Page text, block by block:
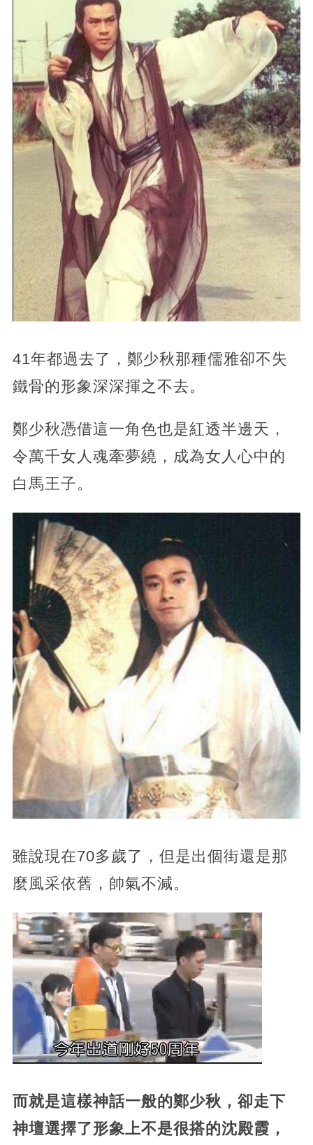
41年都過去了，鄭少秋那種儒雅卻不失
鐵骨的形象深深揮之不去。
鄭少秋憑借這一角色也是紅透半邊天，
令萬千女人魂牽夢繞，成為女人心中的
白馬王子。
雖說現在70多歲了，但是出個街還是那
麼風采依舊，帥氣不減。
而就是這樣神話一般的鄭少秋，卻走下
神壇選擇了形象上不是很搭的沈殿霞，